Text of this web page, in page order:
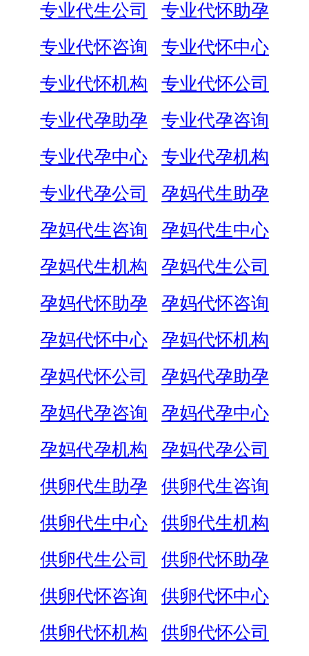
专业代生公司
专业代怀助孕
专业代怀咨询
专业代怀中心
专业代怀机构
专业代怀公司
专业代孕助孕
专业代孕咨询
专业代孕中心
专业代孕机构
专业代孕公司
孕妈代生助孕
孕妈代生咨询
孕妈代生中心
孕妈代生机构
孕妈代生公司
孕妈代怀助孕
孕妈代怀咨询
孕妈代怀中心
孕妈代怀机构
孕妈代怀公司
孕妈代孕助孕
孕妈代孕咨询
孕妈代孕中心
孕妈代孕机构
孕妈代孕公司
供卵代生助孕
供卵代生咨询
供卵代生中心
供卵代生机构
供卵代生公司
供卵代怀助孕
供卵代怀咨询
供卵代怀中心
供卵代怀机构
供卵代怀公司